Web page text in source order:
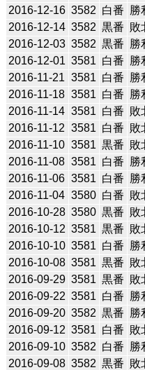
2016-12-16 3582 白番 勝
2016-12-14 3582 黒番 敗
2016-12-03 3582 黒番 勝
2016-12-01 3581 白番 勝
2016-11-21 3581 白番 勝
2016-11-18 3581 白番 勝
2016-11-14 3581 白番 敗
2016-11-12 3581 白番 敗
2016-11-10 3581 黒番 敗
2016-11-08 3581 白番 勝
2016-11-06 3581 白番 勝
2016-11-04 3580 白番 敗
2016-10-28 3580 黒番 敗
2016-10-12 3581 黒番 敗
2016-10-10 3581 白番 勝
2016-10-08 3581 黒番 敗
2016-09-29 3581 黒番 敗
2016-09-22 3581 白番 勝
2016-09-20 3582 黒番 勝
2016-09-12 3581 白番 敗
2016-09-10 3582 白番 勝
2016-09-08 3582 黒番 敗